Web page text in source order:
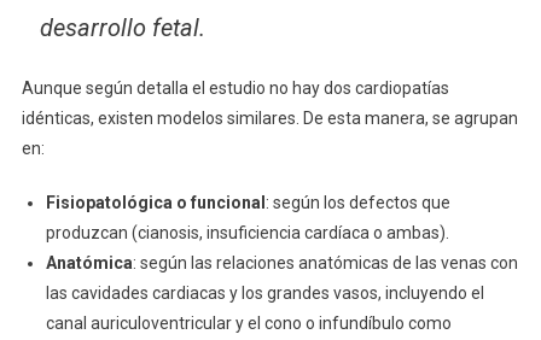
desarrollo fetal.
Aunque según detalla el estudio no hay dos cardiopatías
idénticas, existen modelos similares. De esta manera, se agrupan
en:
Fisiopatológica o funcional : según los defectos que
produzcan (cianosis, insuficiencia cardíaca o ambas).
Anatómica: según las relaciones anatómicas de las venas con
las cavidades cardiacas y los grandes vasos, incluyendo el
canal auriculoventricular y el cono o infundíbulo como